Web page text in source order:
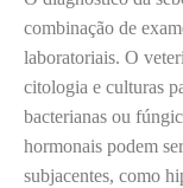
combinação de
laboratoriais. O
citologia e culturas
bacterianas ou
hormonais podem
subjacentes, como